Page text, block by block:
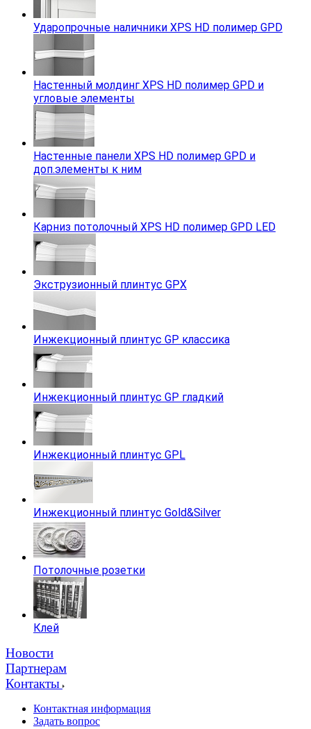
Ударопрочные наличники XPS HD полимер GPD
Настенный молдинг XPS HD полимер GPD и
угловые элементы
Настенные панели XPS HD полимер GPD и
доп.элементы к ним
Карниз потолочный XPS HD полимер GPD LED
Экструзионный плинтус GPX
Инжекционный плинтус GP классика
Инжекционный плинтус GP гладкий
Инжекционный плинтус GPL
Инжекционный плинтус Gold&Silver
Потолочные розетки
Клей
Новости
Партнерам
Контакты
Контактная информация
Задать вопрос